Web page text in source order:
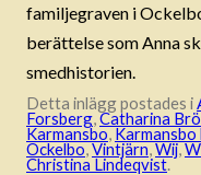
familjegraven i
berättelse som Anna
smedhistorien.
Detta inlägg postades i
Forsberg ,Catharina
Karmansbo,Karmansbo
Ockelbo,Vintjärn,Wij,
Christina Lindeqvist.